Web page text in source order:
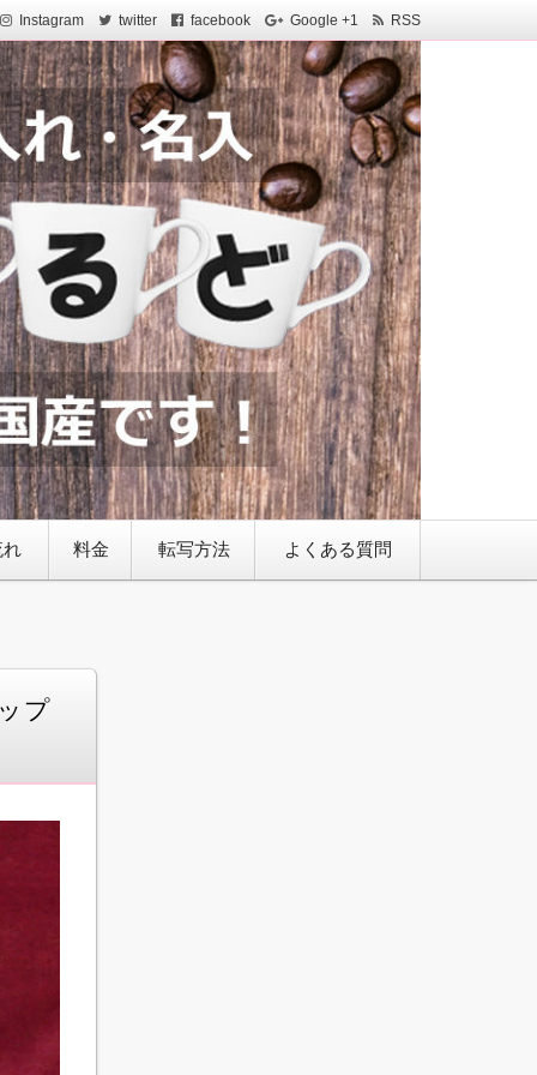
Instagram twitter facebook Google +1 RSS
料金 転写方法 よくある質問
プ